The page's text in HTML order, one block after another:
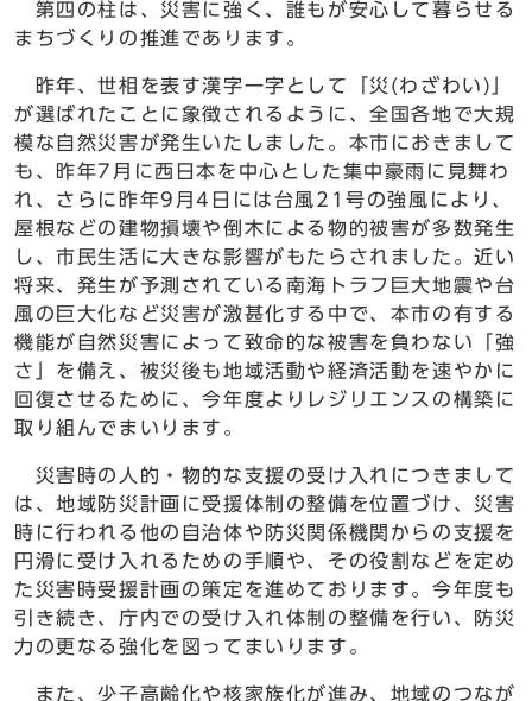
第四の柱は、災害に強く、誰もが安心して暮らせる
まちづくりの推進であります。
昨年、世相を表す漢字一字として「災(わざわい)」
が選ばれたことに象徴されるように、全国各地で大規
模な自然災害が発生いたしました。本市におきまして
も、昨年7月に西日本を中心とした集中豪雨に見舞わ
れ、さらに昨年9月4日には台風21号の強風により、
屋根などの建物損壊や倒木による物的被害が多数発生
し、市民生活に大きな影響がもたらされました。近い
将来、発生が予測されている南海トラフ巨大地震や台
風の巨大化など災害が激甚化する中で、本市の有する
機能が自然災害によって致命的な被害を負わない「強
さ」を備え、被災後も地域活動や経済活動を速やかに
回復させるために、今年度よりレジリエンスの構築に
取り組んでまいります。
災害時の人的・物的な支援の受け入れにつきまして
は、地域防災計画に受援体制の整備を位置づけ、災害
時に行われる他の自治体や防災関係機関からの支援を
円滑に受け入れるための手順や、その役割などを定め
た災害時受援計画の策定を進めております。今年度も
引き続き、庁内での受け入れ体制の整備を行い、防災
力の更なる強化を図ってまいります。
また、少子高齢化や核家族化が進み、地域のつなが